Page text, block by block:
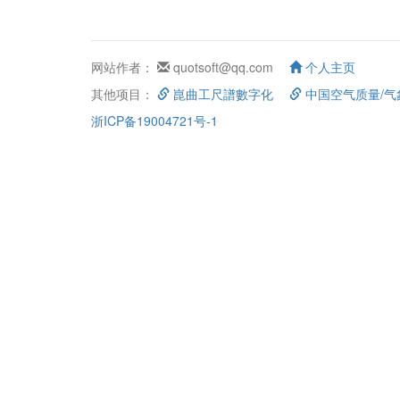
网站作者： quotsoft@qq.com
个人主页
其他项目：
崑曲工尺譜數字化
中国空气质量/
浙ICP备19004721号-1